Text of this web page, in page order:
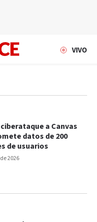
VIVO
2026
a Canvas
datos de 200
de usuarios